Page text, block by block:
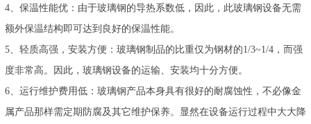
4、保温性能优：由于玻璃钢的导热系数低，因此，此玻璃钢设备无需
额外保温结构即可达到良好的保温性能。
5、轻质高强，安装方便：玻璃钢制品的比重仅为钢材的1/3~1/4，而强
度非常高。因此，玻璃钢设备的运输、安装均十分方便。
6、运行维护费用低：玻璃钢产品本身具有很好的耐腐蚀性，不必像金
属产品那样需定期防腐及其它维护保养。显然在设备运行过程中大大降